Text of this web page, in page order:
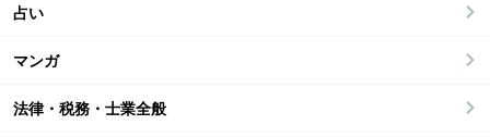
占い
マンガ
法律・税務・士業全般